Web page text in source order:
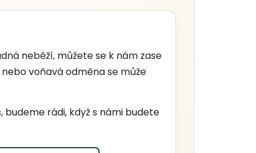
neběží, můžete se k nám zase
voňavá odměna se může
rádi, když s námi budete